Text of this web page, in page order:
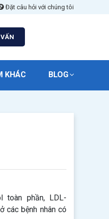
Đặt câu hỏi với chúng tôi
KHÁC BLOG
toàn phần, LDL-
các bệnh nhân có